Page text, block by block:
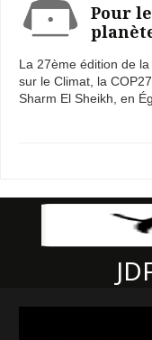
Pour
La 27ème édition de
sur le Climat, la
Sharm El Sheikh, en